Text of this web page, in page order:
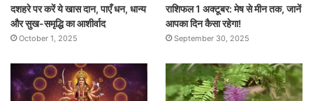
दशहरे पर करें ये खास दान, पाएँ धन, धान्य
और सुख-समृद्धि का आशीर्वाद
October 1, 2025
राशिफल 1 अक्टूबर: मेष से मीन तक, जानें
आपका दिन कैसा रहेगा!
September 30, 2025